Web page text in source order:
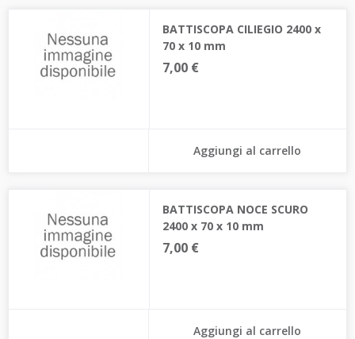
BATTISCOPA CILIEGIO 2400 x
70 x 10 mm
7,00 €
Aggiungi al carrello
BATTISCOPA NOCE SCURO
2400 x 70 x 10 mm
7,00 €
Aggiungi al carrello